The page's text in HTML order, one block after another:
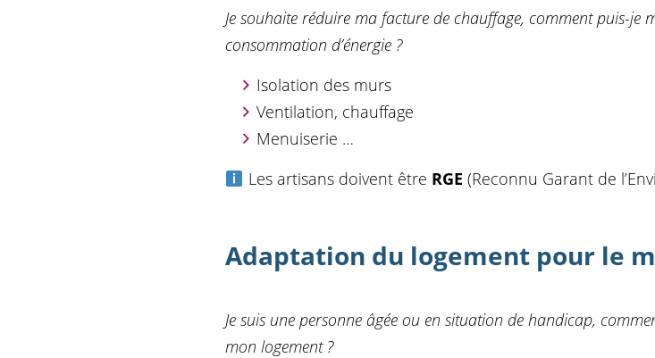
Je souhaite réduire ma facture de chauffage, comment puis-je
consommation d’énergie ?
Isolation des murs
Ventilation, chauffage
Menuiserie …
Les artisans doivent être RGE (Reconnu Garant de
Adaptation du logement pour le
Je suis une personne âgée ou en situation de handicap,
mon logement ?